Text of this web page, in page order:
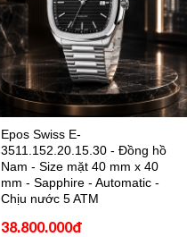
Epos Swiss E-
3511.152.20.15.30 - Đồng hồ
Nam - Size mặt 40 mm x 40
mm - Sapphire - Automatic -
Chịu nước 5 ATM
38.800.000đ